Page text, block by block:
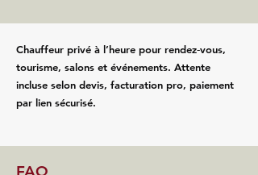
Chauffeur privé à l’heure pour rendez‑vous,
tourisme, salons et événements. Attente
incluse selon devis, facturation pro, paiement
par lien sécurisé.